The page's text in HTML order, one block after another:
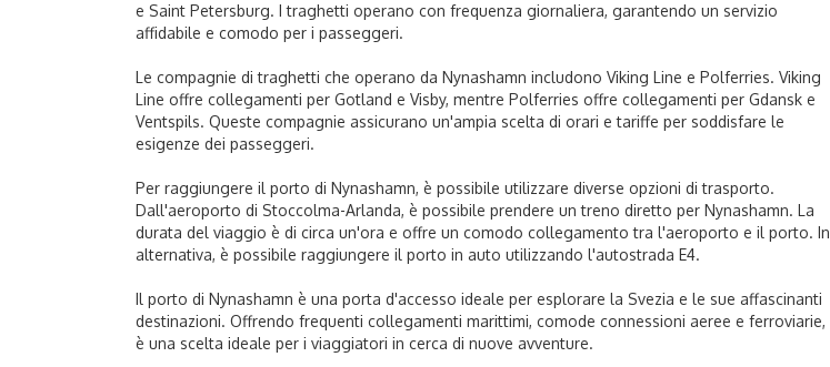
e Saint Petersburg. I traghetti operano con frequenza giornaliera, garantendo un servizio
affidabile e comodo per i passeggeri.
Le compagnie di traghetti che operano da Nynashamn includono Viking Line e Polferries. Viking
Line offre collegamenti per Gotland e Visby, mentre Polferries offre collegamenti per Gdansk e
Ventspils. Queste compagnie assicurano un'ampia scelta di orari e tariffe per soddisfare le
esigenze dei passeggeri.
Per raggiungere il porto di Nynashamn, è possibile utilizzare diverse opzioni di trasporto.
Dall'aeroporto di Stoccolma-Arlanda, è possibile prendere un treno diretto per Nynashamn. La
durata del viaggio è di circa un'ora e offre un comodo collegamento tra l'aeroporto e il porto. In
alternativa, è possibile raggiungere il porto in auto utilizzando l'autostrada E4.
Il porto di Nynashamn è una porta d'accesso ideale per esplorare la Svezia e le sue affascinanti
destinazioni. Offrendo frequenti collegamenti marittimi, comode connessioni aeree e ferroviarie,
è una scelta ideale per i viaggiatori in cerca di nuove avventure.